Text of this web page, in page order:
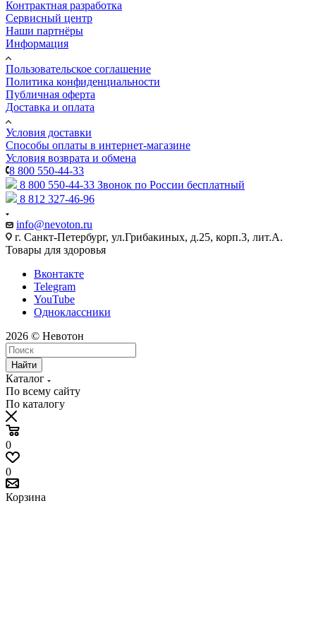
Контрактная разработка
Сервисный центр
Наши партнёры
Информация
Пользовательское соглашение
Политика конфиденциальности
Публичная оферта
Доставка и оплата
Условия доставки
Способы оплаты в интернет-магазине
Условия возврата и обмена
8 800 550-44-33
8 800 550-44-33 Звонок по России бесплатный
8 812 327-46-96
info@nevoton.ru
г. Санкт-Петербург, ул.Грибакиных, д.25, корп.3, лит.А.
Товары для здоровья
Вконтакте
Telegram
YouTube
Одноклассники
2026 © Невотон
Найти
Каталог
По всему сайту
По каталогу
0
0
Корзина